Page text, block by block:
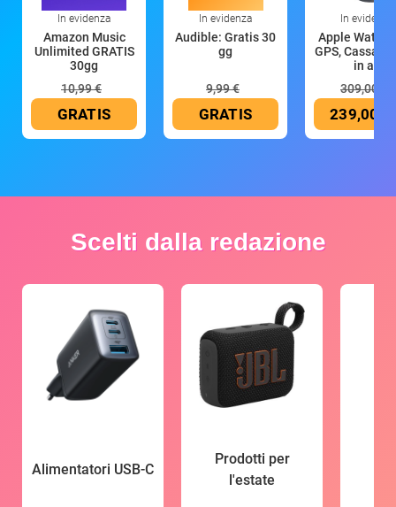
In evidenza
Amazon Music
Unlimited GRATIS
30gg
10,99 €
GRATIS
In evidenza
Audible: Gratis 30
gg
9,99 €
GRATIS
In evidenza
Apple Watch
GPS, Cassa
in all
309,00 €
239,00 €
Scelti dalla redazione
Alimentatori USB-C
Prodotti per
l'estate